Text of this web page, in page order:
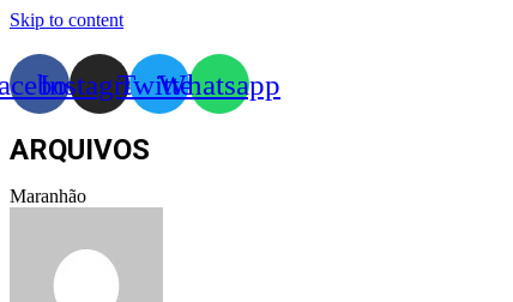
Skip to content
InstagramTwitterWhatsapp
ARQUIVOS
Maranhão